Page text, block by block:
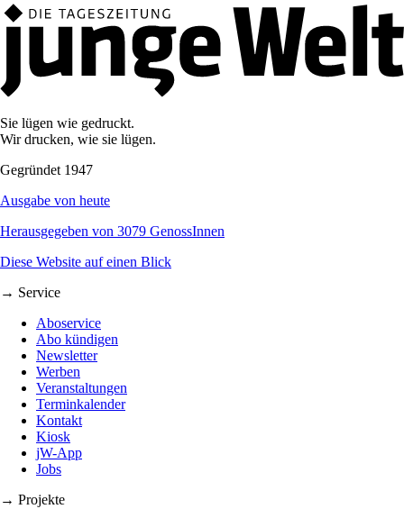
Sie lügen wie gedruckt.
Wir drucken, wie sie lügen.
Gegründet 1947
Ausgabe von heute
Herausgegeben von 3079 GenossInnen
Diese Website auf einen Blick
→ Service
Aboservice
Abo kündigen
Newsletter
Werben
Veranstaltungen
Terminkalender
Kontakt
Kiosk
jW-App
Jobs
→ Projekte